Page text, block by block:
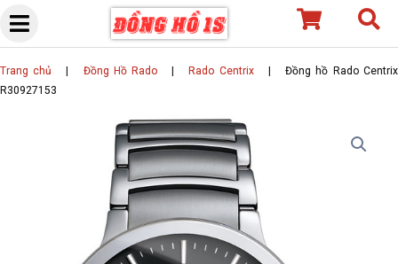
Skip
content
Trang chủ Đồng Hồ Rado Rado Centrix| Đồng hồ Rado Centrix
R30927153